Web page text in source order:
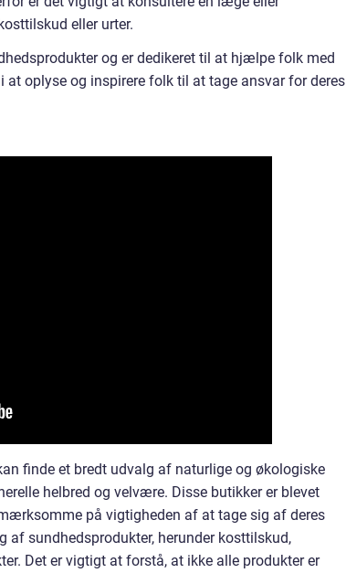
eller urter.
og er dedikeret til at hjælpe folk med
oplyse og inspirere folk til at tage ansvar for deres
finde et bredt udvalg af naturlige og økologiske
helbred og velvære. Disse butikker er blevet
på vigtigheden af at tage sig af deres
af sundhedsprodukter, herunder kosttilskud,
Det er vigtigt at forstå, at ikke alle produkter er